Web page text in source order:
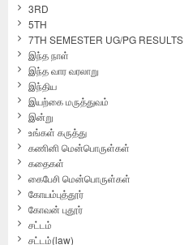
3RD
5TH
7TH SEMESTER UG/PG RESULTS
இந்த நாள்
இந்த வார வரலாறு
இந்திய
இயற்கை மருத்துவம்
இன்று
உங்கள் கருத்து
கணினி மென்பொருள்கள்
கதைகள்
கைபேசி மென்பொருள்கள்
கோயம்புத்தூர்
கோவன் புதூர்
சட்டம்
சட்டம்(law)